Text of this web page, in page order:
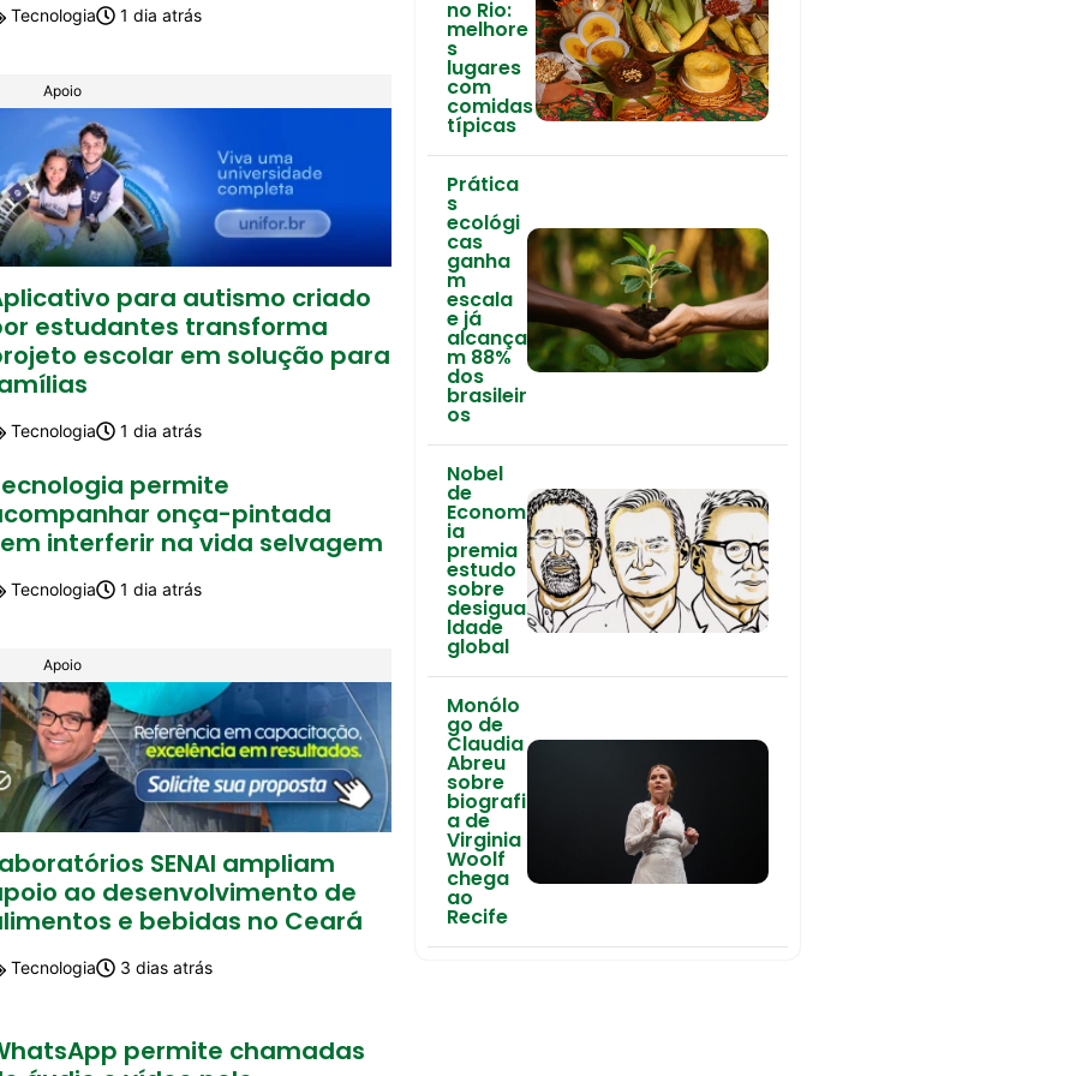
Tecnologia 1 dia atrás
Apoio
para autismo criado
estudantes transforma
escolar em solução para
Tecnologia 1 dia atrás
permite
onça-pintada
interferir na vida selvagem
Tecnologia 1 dia atrás
Apoio
SENAI ampliam
ao desenvolvimento de
e bebidas no Ceará
Tecnologia 3 dias atrás
permite chamadas
no Rio:
melhore
s
lugares
com
comidas
típicas
Prática
s
ecológi
cas
ganha
m
escala
e já
alcança
m 88%
dos
brasileir
os
Nobel
de
Econom
ia
premia
estudo
sobre
desigua
ldade
global
Monólo
go de
Claudia
Abreu
sobre
biografi
a de
Virginia
Woolf
chega
ao
Recife